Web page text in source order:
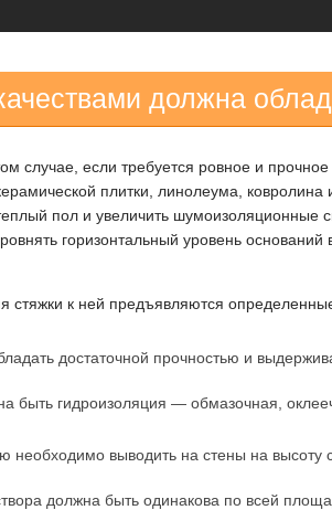
должна
случае, если требуется ровное и
плитки, линолеума, ковролина
пол и увеличить шумоизоляционные
горизонтальный уровень оснований
стяжки к ней предъявляются
достаточной прочностью и
быть гидроизоляция — обмазочная,
необходимо выводить на стены на высоту
должна быть одинакова по всей